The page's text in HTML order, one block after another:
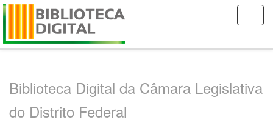
Skip
Biblioteca Digital da Câmara Legislativa
do Distrito Federal